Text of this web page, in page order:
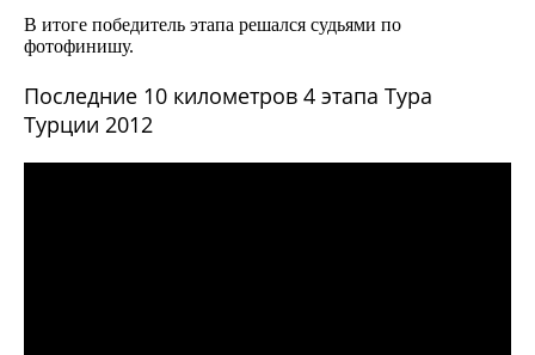
В итоге победитель этапа решался судьями по
фотофинишу.
Последние 10 километров 4 этапа Тура
Турции 2012